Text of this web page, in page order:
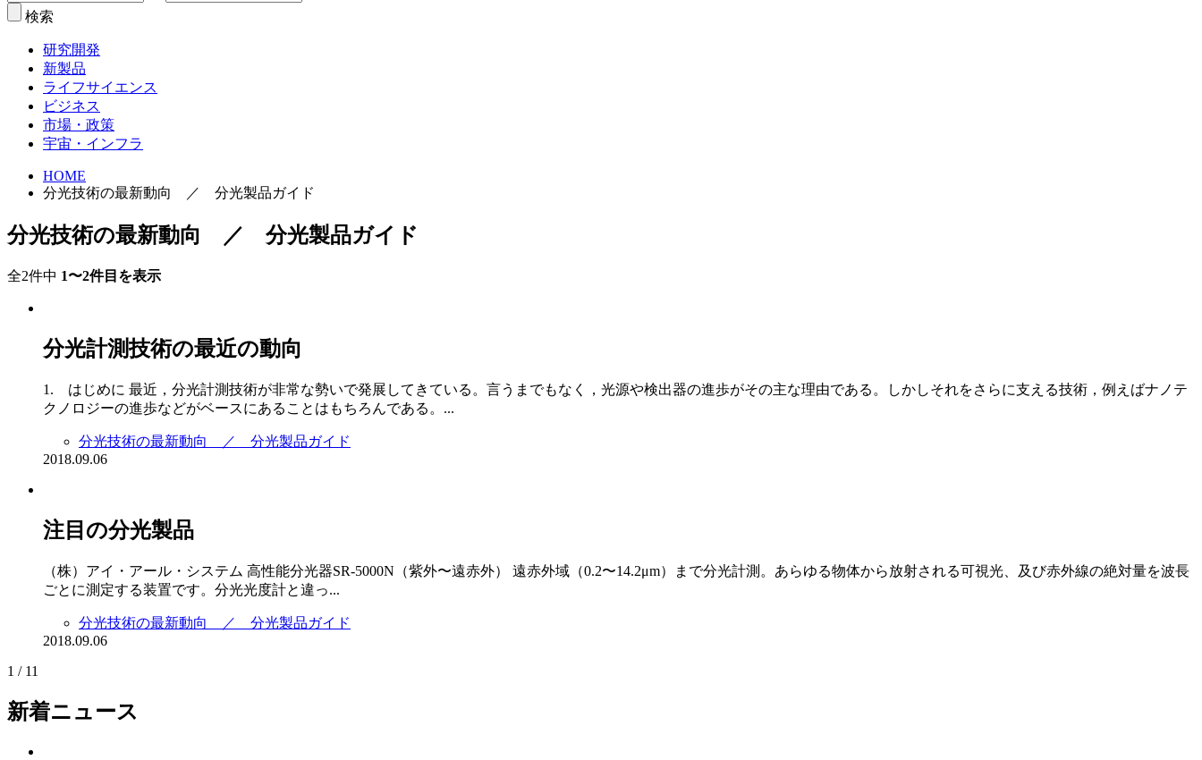
検索
研究開発
新製品
ライフサイエンス
ビジネス
市場・政策
宇宙・インフラ
HOME
分光技術の最新動向 ／ 分光製品ガイド
分光技術の最新動向 ／ 分光製品ガイド
全2件中 1〜2件目を表示
分光計測技術の最近の動向
1. はじめに 最近，分光計測技術が非常な勢いで発展してきている。言うまでもなく，光源や検出器の進歩がその主な理由である。しかしそれをさらに支える技術，例えばナノテ
クノロジーの進歩などがベースにあることはもちろんである。...
分光技術の最新動向 ／ 分光製品ガイド
2018.09.06
注目の分光製品
（株）アイ・アール・システム 高性能分光器SR-5000N（紫外〜遠赤外） 遠赤外域（0.2〜14.2μm）まで分光計測。あらゆる物体から放射される可視光、及び赤外線の絶対量を波長
ごとに測定する装置です。分光光度計と違っ...
分光技術の最新動向 ／ 分光製品ガイド
2018.09.06
1 / 11
新着ニュース